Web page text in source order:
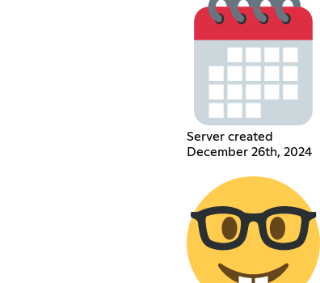
Server created
December 26th, 2024